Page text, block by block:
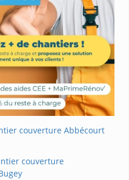
couverture Abbécourt
couverture